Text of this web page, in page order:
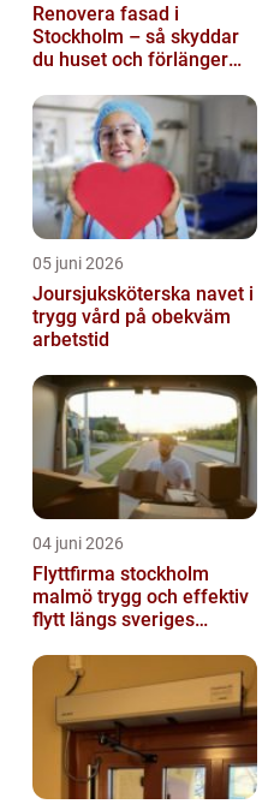
Renovera fasad i
Stockholm – så skyddar
du huset och förlänger
05 juni 2026
Joursjuksköterska navet i
trygg vård på obekväm
arbetstid
04 juni 2026
Flyttfirma stockholm
malmö trygg och effektiv
flytt längs sveriges